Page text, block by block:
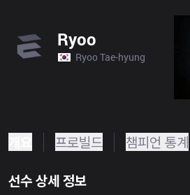
Ryoo
Ryoo Tae-hyung
프로빌드 챔피언 통계
선수 상세 정보